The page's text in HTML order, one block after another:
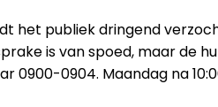
het publiek dringend
is van spoed, maar de
0900-0904. Maandag na